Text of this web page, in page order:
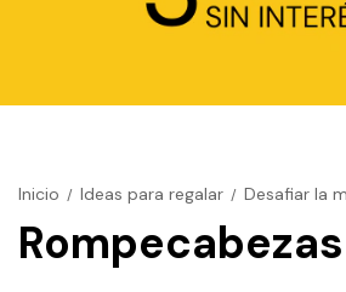
Inicio / Ideas para regalar / Desafiar la
Rompecabezas